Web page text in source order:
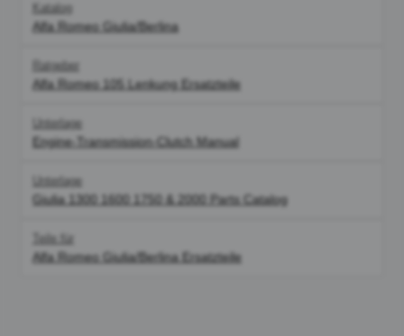
Katalog
Alfa Romeo Giulia/Berlina
Ratgeber
Alfa Romeo 105 Lenkung Ersatzteile
Unterlage
Engine-Transmission-Clutch Manual
Unterlage
Giulia 1300 1600 1750 & 2000 Parts Catalog
Teile für
Alfa Romeo Giulia/Berlina Ersatzteile